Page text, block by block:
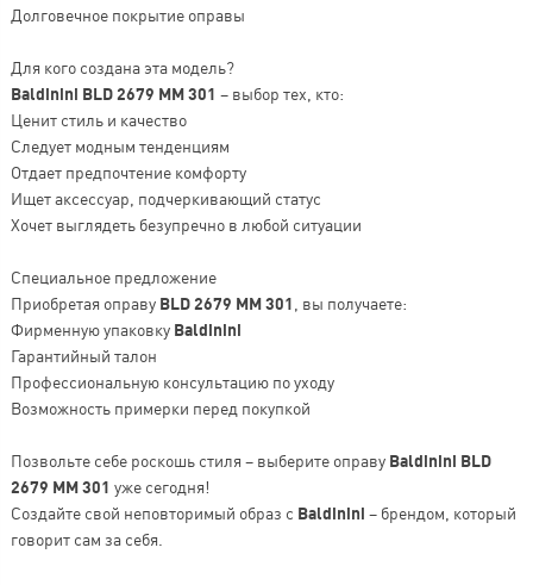
Долговечное покрытие оправы
Для кого создана эта модель?
Baldinini BLD 2679 MM 301 – выбор тех, кто:
Ценит стиль и качество
Следует модным тенденциям
Отдает предпочтение комфорту
Ищет аксессуар, подчеркивающий статус
Хочет выглядеть безупречно в любой ситуации
Специальное предложение
Приобретая оправу BLD 2679 MM 301 , вы получаете:
Фирменную упаковку Baldinini
Гарантийный талон
Профессиональную консультацию по уходу
Возможность примерки перед покупкой
Позвольте себе роскошь стиля – выберите оправу Baldinini BLD
2679 MM 301 уже сегодня!
Создайте свой неповторимый образ с Baldinini – брендом, который
говорит сам за себя.